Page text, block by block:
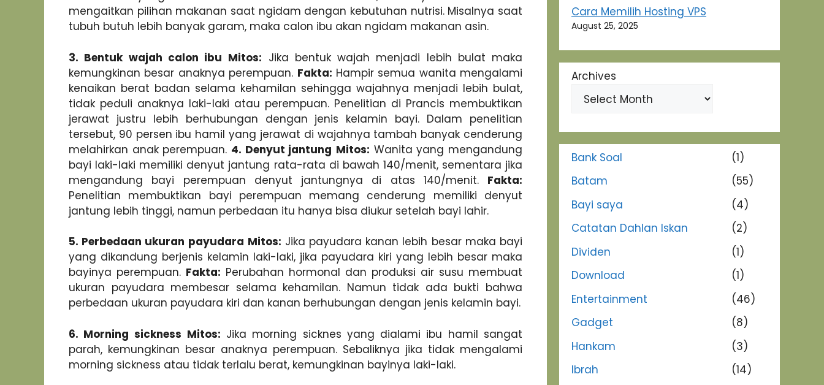
mengaitkan pilihan makanan saat ngidam dengan kebutuhan nutrisi. Misalnya saat
tubuh butuh lebih banyak garam, maka calon ibu akan ngidam makanan asin.
3. Bentuk wajah calon ibu Mitos: Jika bentuk wajah menjadi lebih bulat maka
kemungkinan besar anaknya perempuan. Fakta: Hampir semua wanita mengalami
kenaikan berat badan selama kehamilan sehingga wajahnya menjadi lebih bulat,
tidak peduli anaknya laki-laki atau perempuan. Penelitian di Prancis membuktikan
jerawat justru lebih berhubungan dengan jenis kelamin bayi. Dalam penelitian
tersebut, 90 persen ibu hamil yang jerawat di wajahnya tambah banyak cenderung
melahirkan anak perempuan. 4. Denyut jantung Mitos: Wanita yang mengandung
bayi laki-laki memiliki denyut jantung rata-rata di bawah 140/menit, sementara jika
mengandung bayi perempuan denyut jantungnya di atas 140/menit. Fakta:
Penelitian membuktikan bayi perempuan memang cenderung memiliki denyut
jantung lebih tinggi, namun perbedaan itu hanya bisa diukur setelah bayi lahir.
5. Perbedaan ukuran payudara Mitos: Jika payudara kanan lebih besar maka bayi
yang dikandung berjenis kelamin laki-laki, jika payudara kiri yang lebih besar maka
bayinya perempuan. Fakta: Perubahan hormonal dan produksi air susu membuat
ukuran payudara membesar selama kehamilan. Namun tidak ada bukti bahwa
perbedaan ukuran payudara kiri dan kanan berhubungan dengan jenis kelamin bayi.
6. Morning sickness Mitos: Jika morning sicknes yang dialami ibu hamil sangat
parah, kemungkinan besar anaknya perempuan. Sebaliknya jika tidak mengalami
morning sickness atau tidak terlalu berat, kemungkinan bayinya laki-laki.
Cara Memilih Hosting VPS
August 25, 2025
Archives
Bank Soal
(1)
Batam
(55)
Bayi saya
(4)
Catatan Dahlan Iskan
(2)
Dividen
(1)
Download
(1)
Entertainment
(46)
Gadget
(8)
Hankam
(3)
Ibrah
(14)